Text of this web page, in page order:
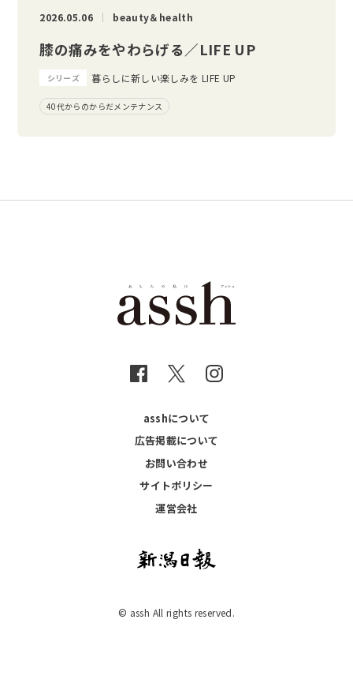
2026.05.06 beauty＆health
膝の痛みをやわらげる／LIFE UP
シリーズ 暮らしに新しい楽しみを LIFE UP
40代からのからだメンテナンス
asshについて
広告掲載について
お問い合わせ
サイトポリシー
運営会社
© assh All rights reserved.